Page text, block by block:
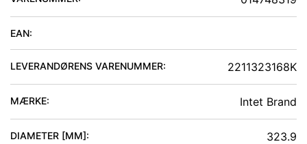
EAN:
LEVERANDØRENS VARENUMMER: 2211323168K
MÆRKE: Intet Brand
DIAMETER [MM]: 323.9